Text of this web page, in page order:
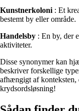
Kunstnerkoloni: Et
bestemt by eller område.
Handelsby : En by, der
aktiviteter.
Disse synonymer kan
beskriver forskellige
afhængigt af konteksten,
krydsordsløsning!